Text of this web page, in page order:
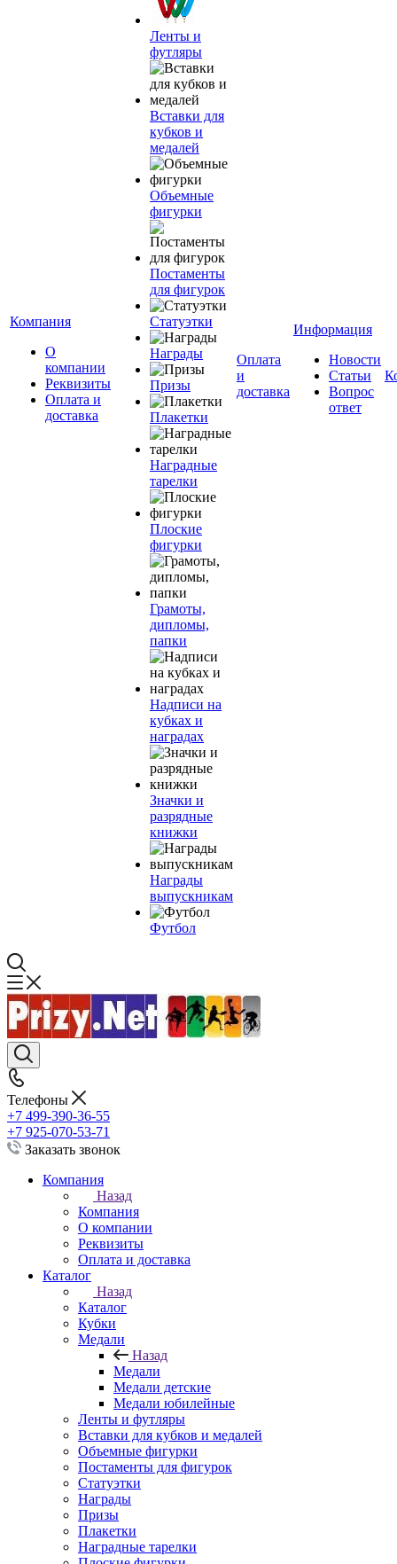
Компания
О
компании
Реквизиты
Оплата и
доставка
Ленты и
футляры
Вставки для
кубков и
медалей
Объемные
фигурки
Постаменты
для фигурок
Статуэтки
Награды
Призы
Плакетки
Наградные
тарелки
Плоские
фигурки
Грамоты,
дипломы,
папки
Надписи на
кубках и
наградах
Значки и
разрядные
книжки
Награды
выпускникам
Футбол
Оплата
и
доставка
Информация
Новости
Статьи
Вопрос
ответ
Телефоны
+7 499-390-36-55
+7 925-070-53-71
Заказать звонок
Компания
Назад
Компания
О компании
Реквизиты
Оплата и доставка
Каталог
Назад
Каталог
Кубки
Медали
Назад
Медали
Медали детские
Медали юбилейные
Ленты и футляры
Вставки для кубков и медалей
Объемные фигурки
Постаменты для фигурок
Статуэтки
Награды
Призы
Плакетки
Наградные тарелки